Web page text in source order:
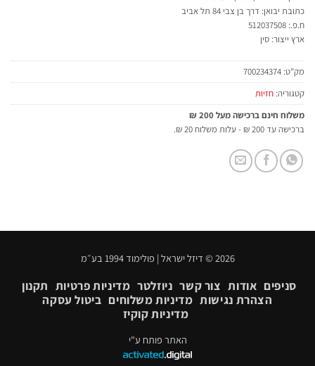
כתובת יבואן: דרך בן צבי 84 תל אביב
ח.פ.: 512037508
ארץ ייצור: סין
מק"ט: 700234374
קטגוריה: חזיות
משלוח חינם ברכישה מעל 200 ₪
ברכישה עד 200 ₪ - עלות משלוח 20 ₪.
2026 © דיזל ישראל | פולימוד 1994 בע״מ
סניפים אודות צור קשר ניוזלטר מדיניות פרטיות תקנון
הצהרת נגישות מדיניות משלוחים ביטול עסקה
מדיניות קוקיז
האתר פותח ע"י